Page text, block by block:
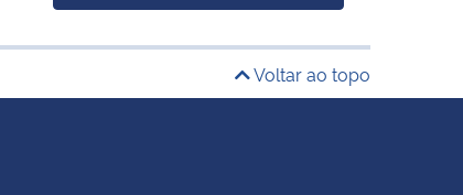
Voltar ao topo